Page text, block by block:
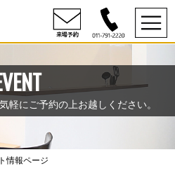
軽にご予約の上お越しください。
情報ページ